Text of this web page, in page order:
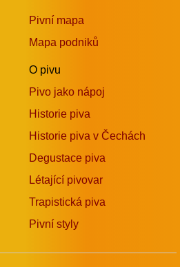
Pivní mapa
Mapa podniků
O pivu
Pivo jako nápoj
Historie piva
Historie piva v Čechách
Degustace piva
Létající pivovar
Trapistická piva
Pivní styly